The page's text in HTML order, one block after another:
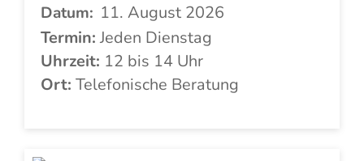
Datum: 11. August 2026
Termin: Jeden Dienstag
Uhrzeit: 12 bis 14 Uhr
Ort: Telefonische Beratung